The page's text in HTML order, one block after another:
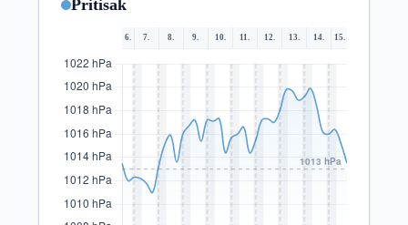
Pritisak
6. 7. 8. 9. 10. 11. 12. 13. 14. 15.